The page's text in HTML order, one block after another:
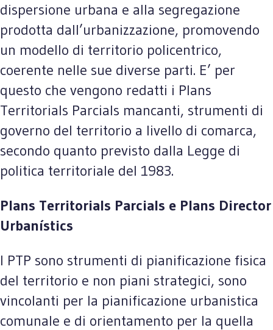
dispersione urbana e alla segregazione
prodotta dall’urbanizzazione, promovendo
un modello di territorio policentrico,
coerente nelle sue diverse parti. E’ per
questo che vengono redatti i Plans
Territorials Parcials mancanti, strumenti di
governo del territorio a livello di comarca,
secondo quanto previsto dalla Legge di
politica territoriale del 1983.
Plans Territorials Parcials e Plans Director
Urbanístics
I PTP sono strumenti di pianificazione fisica
del territorio e non piani strategici, sono
vincolanti per la pianificazione urbanistica
comunale e di orientamento per la quella